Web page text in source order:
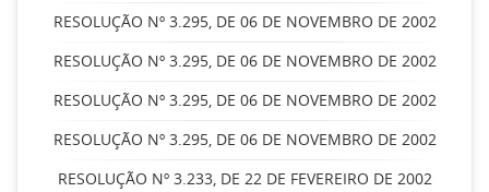
RESOLUÇÃO Nº 3.295, DE 06 DE NOVEMBRO DE 2002
RESOLUÇÃO Nº 3.295, DE 06 DE NOVEMBRO DE 2002
RESOLUÇÃO Nº 3.295, DE 06 DE NOVEMBRO DE 2002
RESOLUÇÃO Nº 3.295, DE 06 DE NOVEMBRO DE 2002
RESOLUÇÃO Nº 3.233, DE 22 DE FEVEREIRO DE 2002